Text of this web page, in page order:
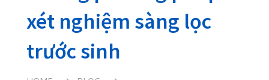
NHỮNG PHƯƠNG PHÁP XÉT NGHIỆM SÀNG LỌC